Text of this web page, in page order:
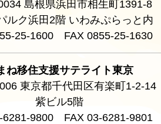
島根県浜田市相生町1391-8
ルク浜田2階 いわみぷらっと内
25-1600 FAX 0855-25-1630
ね移住支援サテライト東京
東京都千代田区有楽町1-2-14
紫ビル5階
6281-9800 FAX 03-6281-9801